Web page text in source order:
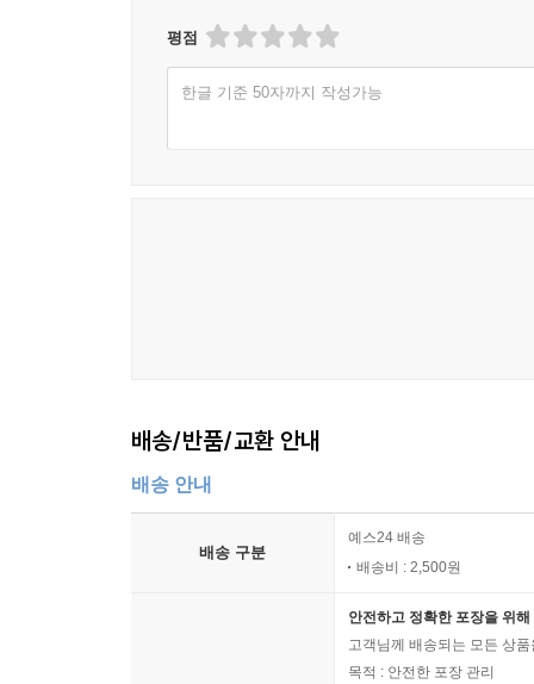
평점
한글 기준 50자까지 작성가능
배송/반품/교환 안내
배송 안내
배송 구분
예스24 배송
배송비 : 2,500원
안전하고 정확한 포장을 위
고객님께 배송되는 모든 상
목적 : 안전한 포장 관리